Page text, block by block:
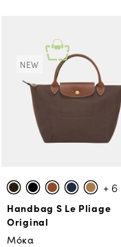
NEW
+ 6
Handbag S Le Pliage
Original
Μόκα